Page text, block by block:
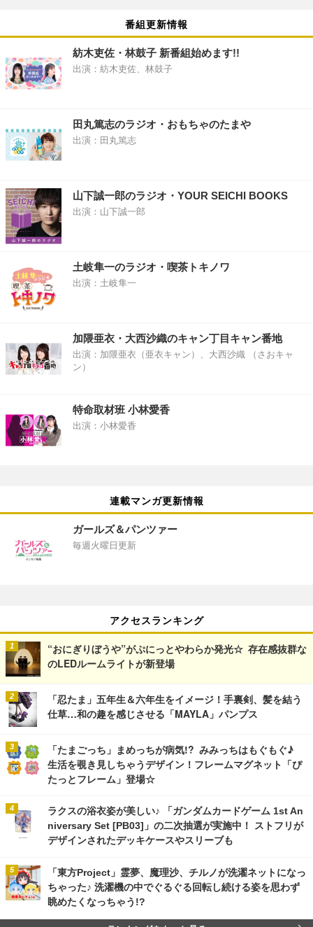
番組更新情報
紡木吏佐・林鼓子 新番組始めます!!
出演：紡木吏佐、林鼓子
田丸篤志のラジオ・おもちゃのたまや
出演：田丸篤志
山下誠一郎のラジオ・YOUR SEICHI BOOKS
出演：山下誠一郎
土岐隼一のラジオ・喫茶トキノワ
出演：土岐隼一
加隈亜衣・大西沙織のキャン丁目キャン番地
出演：加隈亜衣（亜衣キャン）、大西沙織 （さおキャ
ン）
特命取材班 小林愛香
出演：小林愛香
連載マンガ更新情報
ガールズ＆パンツァー
毎週火曜日更新
アクセスランキング
“おにぎりぼうや”がぷにっとやわらか発光☆ 存在感抜群な
のLEDルームライトが新登場
「忍たま」五年生＆六年生をイメージ！手裏剣、髪を結う
仕草…和の趣を感じさせる「MAYLA」パンプス
「たまごっち」まめっちが病気!? みみっちはもぐもぐ♪
生活を覗き見しちゃうデザイン！フレームマグネット「ぴ
たっとフレーム」登場☆
ラクスの浴衣姿が美しい♪ 「ガンダムカードゲーム 1st An
niversary Set [PB03]」の二次抽選が実施中！ ストフリが
デザインされたデッキケースやスリーブも
「東方Project」霊夢、魔理沙、チルノが洗濯ネットになっ
ちゃった♪ 洗濯機の中でぐるぐる回転し続ける姿を思わず
眺めたくなっちゃう!?